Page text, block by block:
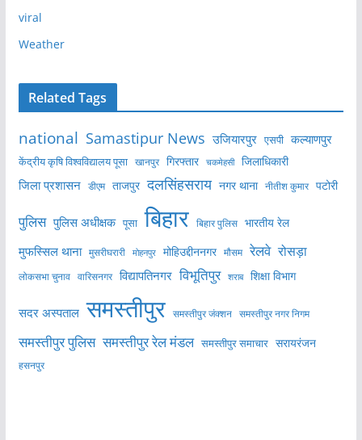
viral
Weather
Related Tags
national Samastipur News उजियारपुर एसपी कल्याणपुर
केंद्रीय कृषि विश्वविद्यालय पूसा खानपुर गिरफ्तार चकमेहसी जिलाधिकारी
जिला प्रशासन डीएम ताजपुर दलसिंहसराय नगर थाना नीतीश कुमार पटोरी
पुलिस पुलिस अधीक्षक पूसा बिहार बिहार पुलिस भारतीय रेल
मुफस्सिल थाना मुसरीघरारी मोहनपुर मोहिउद्दीननगर मौसम रेलवे रोसड़ा
लोकसभा चुनाव वारिसनगर विद्यापतिनगर विभूतिपुर शराब शिक्षा विभाग
सदर अस्पताल समस्तीपुर समस्तीपुर जंक्शन समस्तीपुर नगर निगम
समस्तीपुर पुलिस समस्तीपुर रेल मंडल समस्तीपुर समाचार सरायरंजन
हसनपुर